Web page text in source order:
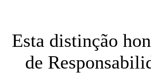
Esta distinção
de